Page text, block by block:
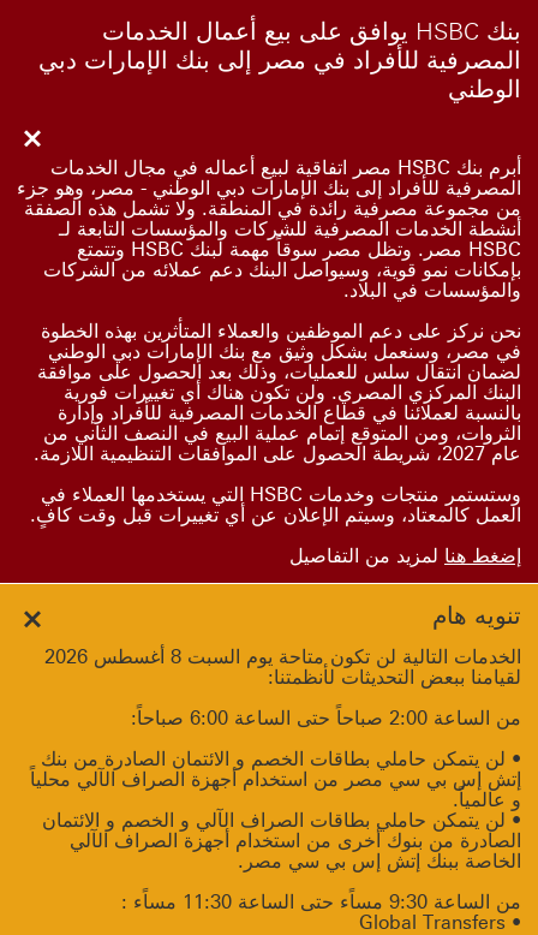
بنك HSBC يوافق على بيع أعمال الخدمات
المصرفية للأفراد في مصر إلى بنك الإمارات دبي
الوطني
أبرم بنك HSBC مصر اتفاقية لبيع أعماله في مجال الخدمات
المصرفية للأفراد إلى بنك الإمارات دبي الوطني - مصر، وهو جزء
من مجموعة مصرفية رائدة في المنطقة. ولا تشمل هذه الصفقة
أنشطة الخدمات المصرفية للشركات والمؤسسات التابعة لـ
HSBC مصر. وتظل مصر سوقاً مهمة لبنك HSBC وتتمتع
بإمكانات نمو قوية، وسيواصل البنك دعم عملائه من الشركات
والمؤسسات في البلاد.
نحن نركز على دعم الموظفين والعملاء المتأثرين بهذه الخطوة
في مصر، وسنعمل بشكل وثيق مع بنك الإمارات دبي الوطني
لضمان انتقال سلس للعمليات، وذلك بعد الحصول على موافقة
البنك المركزي المصري. ولن تكون هناك أي تغييرات فورية
بالنسبة لعملائنا في قطاع الخدمات المصرفية للأفراد وإدارة
الثروات، ومن المتوقع إتمام عملية البيع في النصف الثاني من
عام 2027، شريطة الحصول على الموافقات التنظيمية اللازمة.
وستستمر منتجات وخدمات HSBC التي يستخدمها العملاء في
العمل كالمعتاد، وسيتم الإعلان عن أي تغييرات قبل وقت كافٍ.
إضغط هنا لمزيد من التفاصيل
تنويه هام
الخدمات التالية لن تكون متاحة يوم السبت 8 أغسطس 2026
لقيامنا ببعض التحديثات لأنظمتنا:
من الساعة 2:00 صباحاً حتى الساعة 6:00 صباحاً:
• لن يتمكن حاملي بطاقات الخصم و الائتمان الصادرة من بنك
إتش إس بي سي مصر من استخدام أجهزة الصراف الآلي محلياً
و عالمياً.
• لن يتمكن حاملي بطاقات الصراف الآلي و الخصم و الائتمان
الصادرة من بنوك أخرى من استخدام أجهزة الصراف الآلي
الخاصة ببنك إتش إس بي سي مصر.
من الساعة 9:30 مساًء حتى الساعة 11:30 مساًء :
• Global Transfers